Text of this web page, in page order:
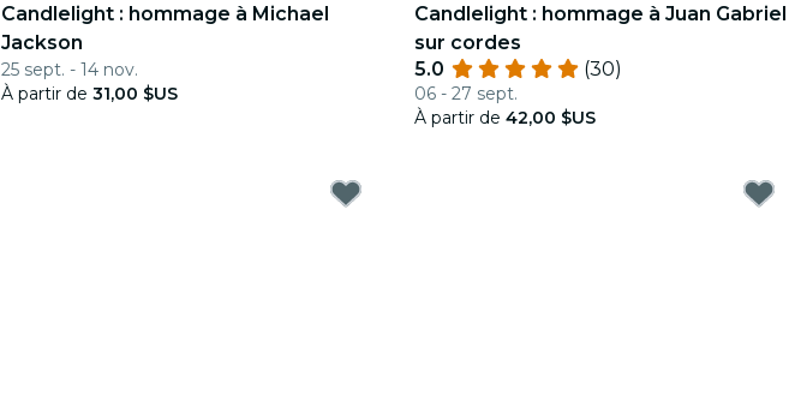
Candlelight : hommage à Michael
Jackson
25 sept. - 14 nov.
À partir de 31,00 $US
Candlelight : hommage à Juan Gabriel
sur cordes
5.0
(30)
06 - 27 sept.
À partir de 42,00 $US